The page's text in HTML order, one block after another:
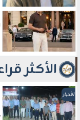
الأكثر
الأخبار